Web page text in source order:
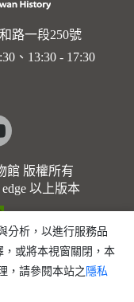
路一段250號
、13:30 - 17:30
youtube
館 版權所有
以上版本
分析，以進行服務品
或將本視窗關閉，本
，請參閱本站之 隱私